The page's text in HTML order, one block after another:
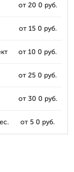
от 20 0 руб.
от 15 0 руб.
от 10 0 руб.
от 25 0 руб.
от 30 0 руб.
от 5 0 руб.